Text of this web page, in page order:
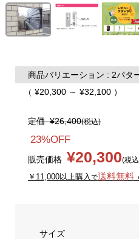
商品バリエーション : 2パタ
（ ¥20,300 ～ ¥32,100 ）
定価¥26,400(税込)
23%OFF
販売価格 ¥20,300(税
￥11,000以上購入 で送料無料
サイズ